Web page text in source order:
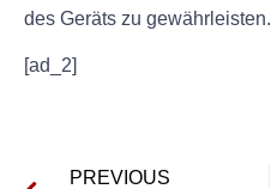
des Geräts zu gewährleisten.
[ad_2]
PREVIOUS